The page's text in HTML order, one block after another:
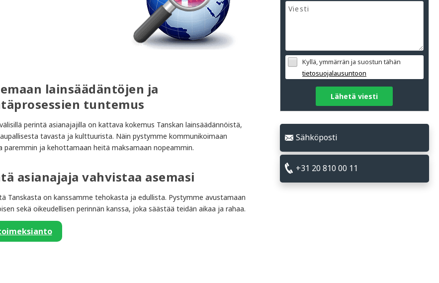
lainsäädäntöjen ja
tuntemus
perintä asianajajilla on kattava kokemus Tanskan lainsäädännöistä,
tavasta ja kulttuurista. Näin pystymme kommunikoimaan
paremmin ja kehottamaan heitä maksamaan nopeammin.
asianajaja vahvistaa asemasi
Tanskasta on kanssamme tehokasta ja edullista. Pystymme avustamaan
sekä oikeudellisen perinnän kanssa, joka säästää teidän aikaa ja rahaa.
Kyllä, ymmärrän ja suostun tähän
tietosuojalausuntoon
Lähetä viesti
Sähköposti
+31 20 810 00 11